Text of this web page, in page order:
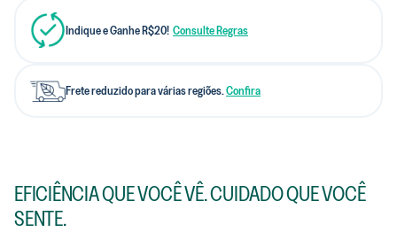
Indique e Ganhe R$20! Consulte Regras
Frete reduzido para várias regiões.Confira
EFICIÊNCIA QUE VOCÊ VÊ. CUIDADO QUE VOCÊ
SENTE.